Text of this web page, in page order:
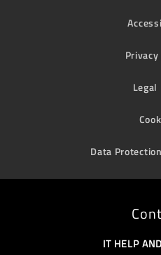
Data
IT HELP